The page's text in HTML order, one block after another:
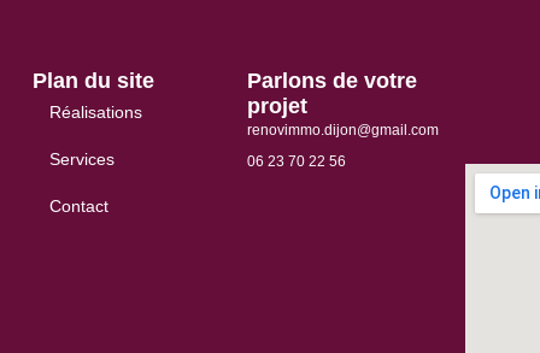
Plan du site
Réalisations
Services
Contact
Parlons de votre
projet
renovimmo.dijon@gmail.com
06 23 70 22 56